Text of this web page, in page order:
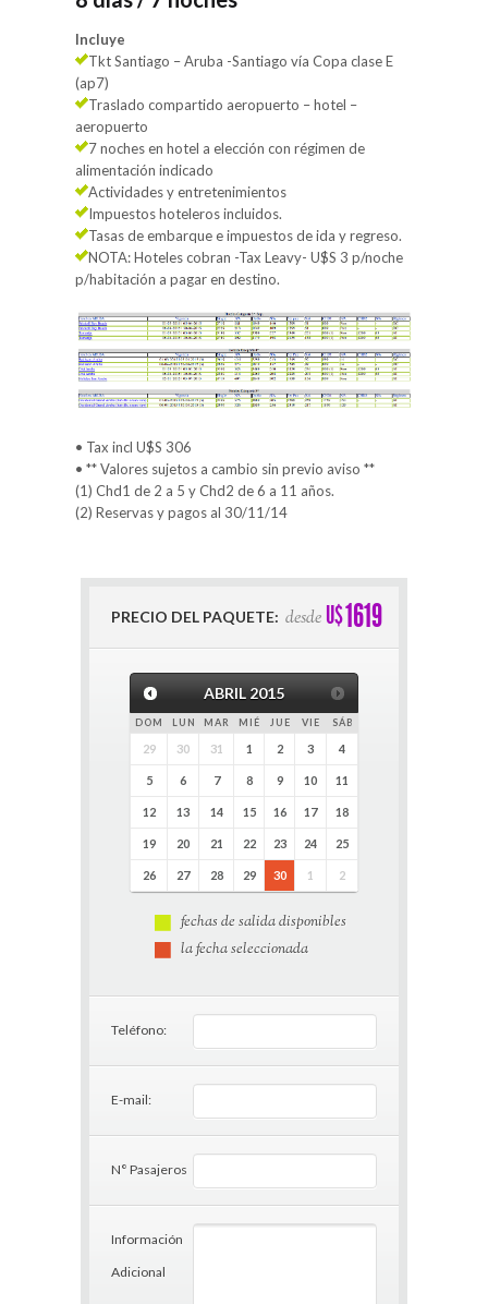
Incluye
Tkt Santiago – Aruba -Santiago vía Copa clase E
(ap7)
Traslado compartido aeropuerto – hotel –
aeropuerto
7 noches en hotel a elección con régimen de
alimentación indicado
Actividades y entretenimientos
Impuestos hoteleros incluidos.
Tasas de embarque e impuestos de ida y regreso.
NOTA: Hoteles cobran -Tax Leavy- U$S 3 p/noche
p/habitación a pagar en destino.
• Tax incl U$S 306
• ** Valores sujetos a cambio sin previo aviso **
(1) Chd1 de 2 a 5 y Chd2 de 6 a 11 años.
(2) Reservas y pagos al 30/11/14
PRECIO DEL PAQUETE: desde U$1619
ABRIL 2015
DOM LUN MAR MIÉ JUE VIE SÁB
29 30 31 1 2 3 4
5 6 7 8 9 10 11
12 13 14 15 16 17 18
19 20 21 22 23 24 25
26 27 28 29 30 1 2
fechas de salida disponibles
la fecha seleccionada
Teléfono:
E-mail:
N° Pasajeros
Información
Adicional